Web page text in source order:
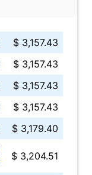
$ 3,157.43
$ 3,157.43
$ 3,157.43
$ 3,157.43
$ 3,179.40
$ 3,204.51